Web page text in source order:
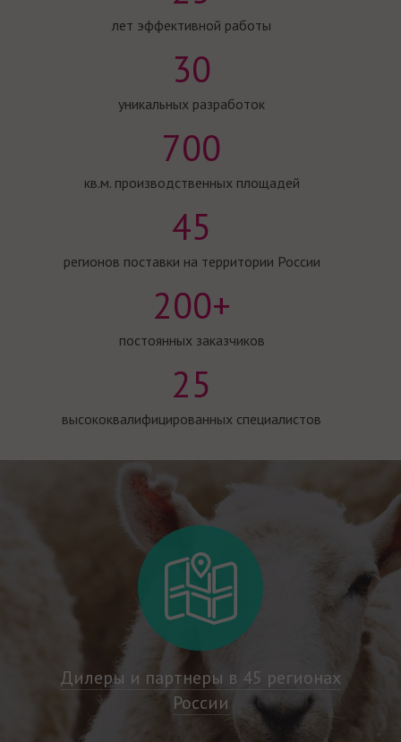
лет эффективной работы
30
уникальных разработок
700
кв.м. производственных площадей
45
регионов поставки на территории России
200+
постоянных заказчиков
25
высококвалифицированных специалистов
Дилеры и партнеры в 45 регионах
России